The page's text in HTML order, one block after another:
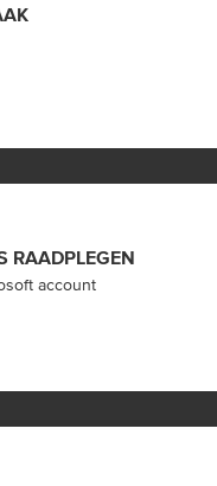
RAADPLEGEN
account